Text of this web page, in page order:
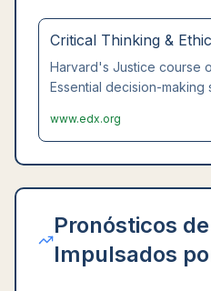
Critical Thinking &
Harvard's Justice course
Essential decision-making
www.edx.org
Pronósticos
Impulsados